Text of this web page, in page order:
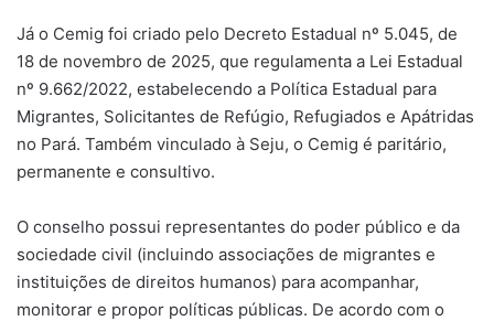
Já o Cemig foi criado pelo Decreto Estadual nº 5.045, de
18 de novembro de 2025, que regulamenta a Lei Estadual
nº 9.662/2022, estabelecendo a Política Estadual para
Migrantes, Solicitantes de Refúgio, Refugiados e Apátridas
no Pará. Também vinculado à Seju, o Cemig é paritário,
permanente e consultivo.
O conselho possui representantes do poder público e da
sociedade civil (incluindo associações de migrantes e
instituições de direitos humanos) para acompanhar,
monitorar e propor políticas públicas. De acordo com o